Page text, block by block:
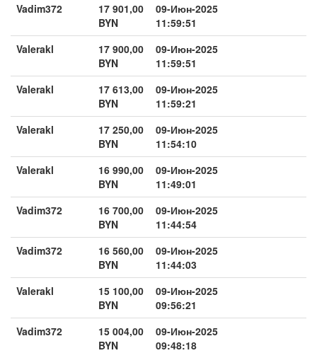
Vadim372
17 901,00
BYN
09-Июн-2025
11:59:51
Valerakl
17 900,00
BYN
09-Июн-2025
11:59:51
Valerakl
17 613,00
BYN
09-Июн-2025
11:59:21
Valerakl
17 250,00
BYN
09-Июн-2025
11:54:10
Valerakl
16 990,00
BYN
09-Июн-2025
11:49:01
Vadim372
16 700,00
BYN
09-Июн-2025
11:44:54
Vadim372
16 560,00
BYN
09-Июн-2025
11:44:03
Valerakl
15 100,00
BYN
09-Июн-2025
09:56:21
Vadim372
15 004,00
BYN
09-Июн-2025
09:48:18